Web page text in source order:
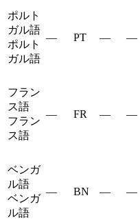
ポルト
ガル語
ポルト
ガル語
— PT — —
フラン
ス語
フラン
ス語
— FR — —
ベンガ
ル語
ベンガ
ル語
— BN — —